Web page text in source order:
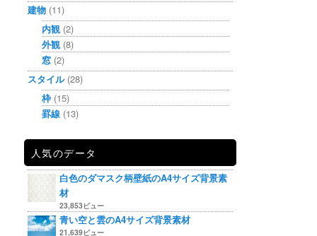
建物 (11)
内観 (2)
外観 (8)
窓 (2)
スタイル(28)
枠 (15)
罫線 (13)
人気のデータ
白色のダマスク柄壁紙のA4サイズ背景素
材
23,853ビュー
青い空と雲のA4サイズ背景素材
21,639ビュー